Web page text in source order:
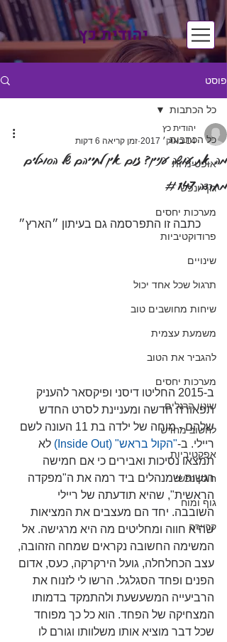
יהודית כץ
פוסט
כל הכתבות
אופטימיות
גוף ונפש
מערכות יחסים
פרודוקטיביות
שינויים
תרגול שכל אחד יכול
שיחות מחושבים טוב
משמעת עצמית
להגביר את הטוב
מערכות יחסים
שינוי הרגלים
לחשוב מחדש
אפקטיביות
חוסן נפשי
גוף ומוח
קריירה
כל הכתבות
מה את עושה עניין? זום אין לחייהם של הסובלים
מחרדה #147
יהודית כץ
14 באוק׳ 2017
זמן קריאה 6 דקות
   כתבה זו התפרסמה גם בעיתון ״הארץ״
ב-2015 החליטו דיסני ופיקסאר להעניק
תפאורה חדשה ומעניינת לסרט החדש
שלהם - מוחה של ילדה בת 11 העונה לשם
ריילי. ב-"הקול בראש" (Inside Out)
לא
תמצאו נסיכות ואבירים כי אם חמישה
רגשות שמנהלים ביד רמה את ה"מפקדה
הראשית", שהיא תודעתה של ריילי
השובבה. יחד הם מעצבים את המציאות
שהיא חווה ומחליטים מה היא מרגישה. אל
המשימה החשובה נקראים שמחה הזהובה,
עצב הכחלחלה, גועל הירקרקה, כעס, אדום
הפנים ופחד הסגלגל. הרשו לי לזנוח את
הרביעייה המשעשעת ולהתמקד בדמותו
המצחיקה של הפחד. הוא כל כך מפוחד
שכל דבר מוציא אותו משלוותו וגורם לו